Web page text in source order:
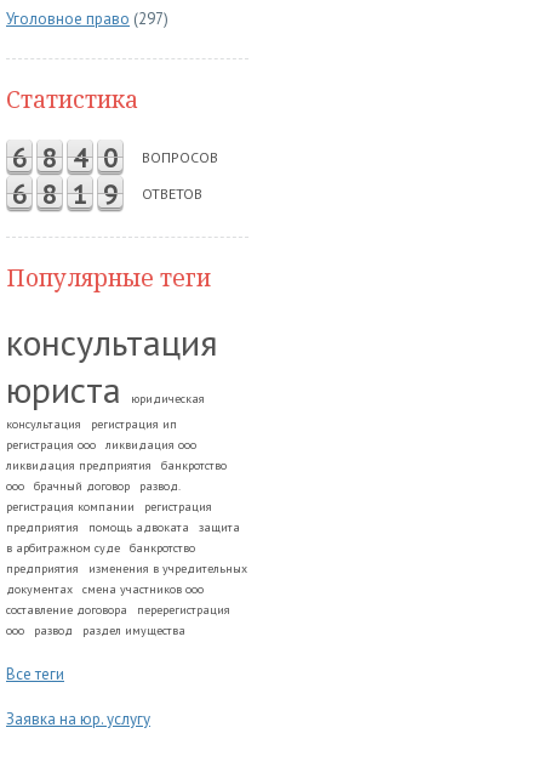
Уголовное право (297)
Статистика
6 8 4 0 ВОПРОСОВ
6 8 1 9 ОТВЕТОВ
Популярные теги
консультация
юриста
юридическая
консультация
регистрация ип
регистрация ооо
ликвидация ооо
ликвидация предприятия
банкротство
ооо
брачный договор
развод.
регистрация компании
регистрация
предприятия
помощь адвоката
защита
в арбитражном суде
банкротство
предприятия
изменения в учредительных
документах
смена участников ооо
составление договора
перерегистрация
ооо
развод раздел имущества
Все теги
Заявка на юр. услугу